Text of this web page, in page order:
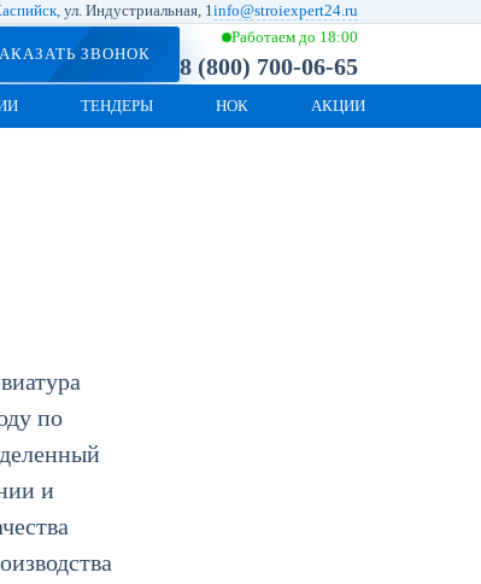
ул. Индустриальная, 1info@stroiexpert24.ru
ЗВОНОК
Работаем до 18:00
8 (800) 700-06-65
ТЕНДЕРЫ НОК АКЦИИ
по
и